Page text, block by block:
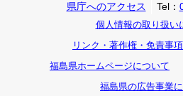
県庁へのアクセス Tel：
個人情報の取り扱い
リンク・著作権・免責事
福島県ホームページについて
福島県の広告事業